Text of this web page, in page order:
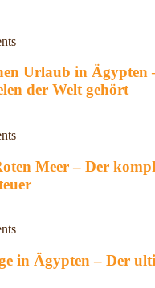
Urlaub in Ägypten
der Welt gehört
Meer – Der
in Ägypten – Der